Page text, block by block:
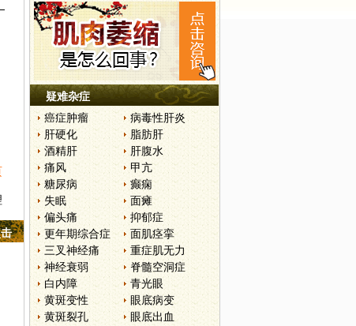
疑难杂症
癌症肿瘤
病毒性肝炎
肝硬化
脂肪肝
酒精肝
肝腹水
痛风
甲亢
糖尿病
癫痫
失眠
面瘫
偏头痛
抑郁症
更年期综合症
面肌痉挛
三叉神经痛
重症肌无力
神经衰弱
脊髓空洞症
白内障
青光眼
黄斑变性
眼底病变
黄斑裂孔
眼底出血